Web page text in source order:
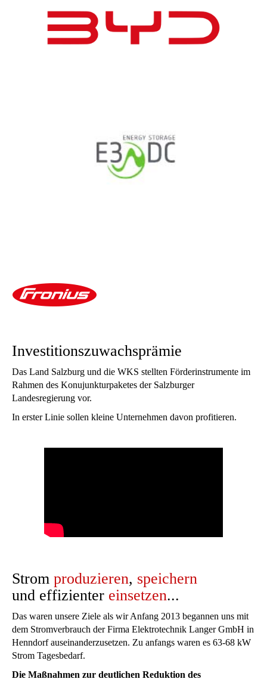
Investitionszuwachsprämie
Das Land Salzburg und die WKS stellten Förderinstrumente im
Rahmen des Konujunkturpaketes der Salzburger
Landesregierung vor.
In erster Linie sollen kleine Unternehmen davon profitieren.
Strom produzieren, speichern
und effizienter einsetzen...
Das waren unsere Ziele als wir Anfang 2013 begannen uns mit
dem Stromverbrauch der Firma Elektrotechnik Langer GmbH in
Henndorf auseinanderzusetzen. Zu anfangs waren es 63-68 kW
Strom Tagesbedarf.
Die Maßnahmen zur deutlichen Reduktion des